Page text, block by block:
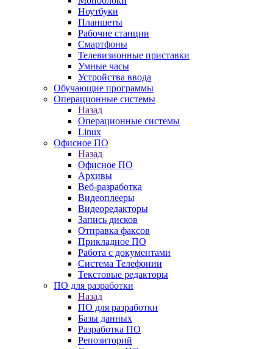
Ноутбуки
Планшеты
Рабочие станции
Смартфоны
Телевизионные приставки
Умные часы
Устройства ввода
Обучающие программы
Операционные системы
Назад
Операционные системы
Linux
Офисное ПО
Назад
Офисное ПО
Архивы
Веб-разработка
Видеоплееры
Видеоредакторы
Запись дисков
Отправка факсов
Прикладное ПО
Работа с документами
Система Телефонии
Текстовые редакторы
ПО для разработки
Назад
ПО для разработки
Базы данных
Разработка ПО
Репозиторий